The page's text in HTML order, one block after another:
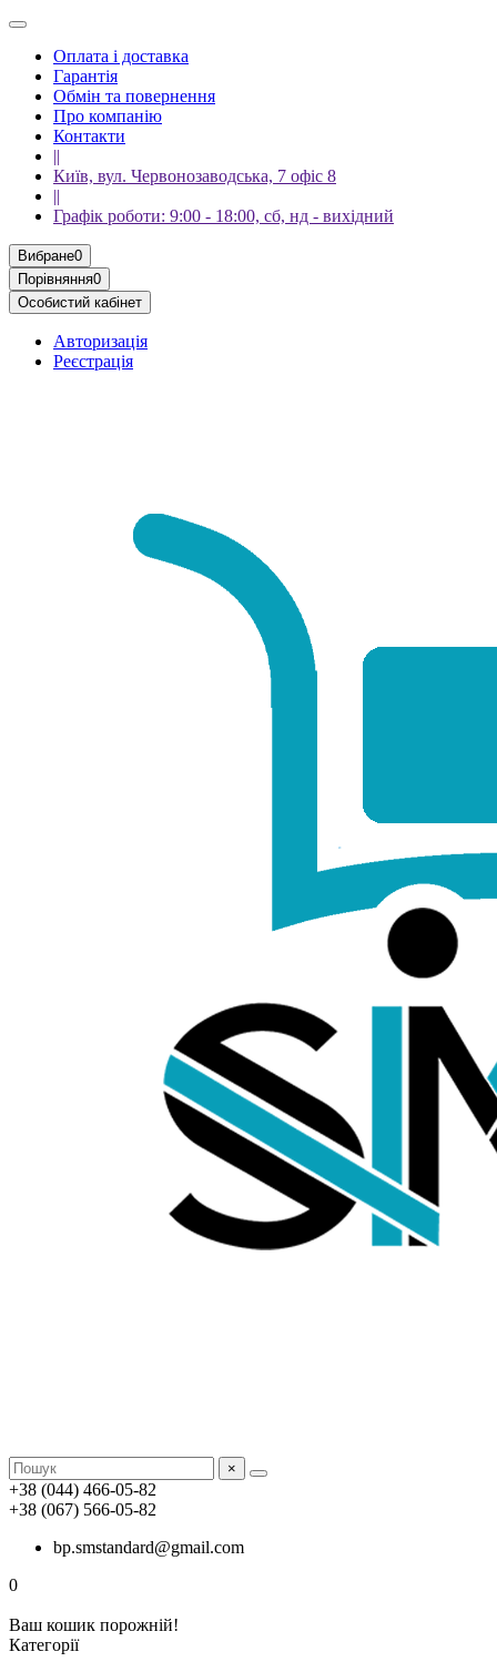
Оплата і доставка
Гарантія
Обмін та повернення
Про компанію
Контакти
||
Київ, вул. Червонозаводська, 7 офіс 8
||
Графік роботи: 9:00 - 18:00, сб, нд - вихідний
Вибране0
Порівняння0
Особистий кабінет
Авторизація
Реєстрація
×
+38 (044) 466-05-82
+38 (067) 566-05-82
bp.smstandard@gmail.com
0
Ваш кошик порожній!
Категорії